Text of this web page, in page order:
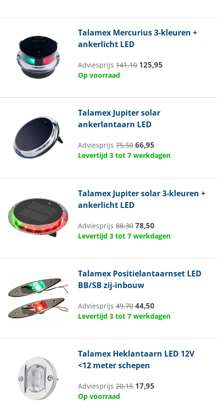
Talamex Mercurius 3-kleuren +
ankerlicht LED
Adviesprijs141,10 125,95
Op voorraad
Talamex Jupiter solar
ankerlantaarn LED
Adviesprijs75,50 66,95
Levertijd 3 tot 7 werkdagen
Talamex Jupiter solar 3-kleuren +
ankerlicht LED
Adviesprijs88,30 78,50
Levertijd 3 tot 7 werkdagen
Talamex Positielantaarnset LED
BB/SB zij-inbouw
Adviesprijs49,70 44,50
Levertijd 3 tot 7 werkdagen
Talamex Heklantaarn LED 12V
<12 meter schepen
Adviesprijs20,15 17,95
Op voorraad